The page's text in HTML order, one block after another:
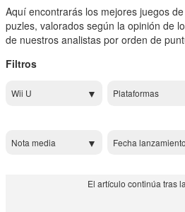
Aquí encontrarás los mejores juegos
puzles, valorados según la opinión de
de nuestros analistas por orden de
Filtros
Wii U Plataformas
Nota media Fecha lanzamiento